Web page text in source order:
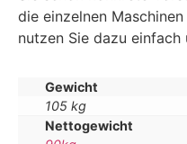
die einzelnen
nutzen Sie dazu einfach
Gewicht
105 kg
Nettogewicht